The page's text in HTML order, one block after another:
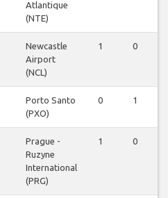
Atlantique
(NTE)
Newcastle
Airport
(NCL)
1 0
Porto Santo
(PXO)
0 1
Prague -
Ruzyne
International
(PRG)
1 0